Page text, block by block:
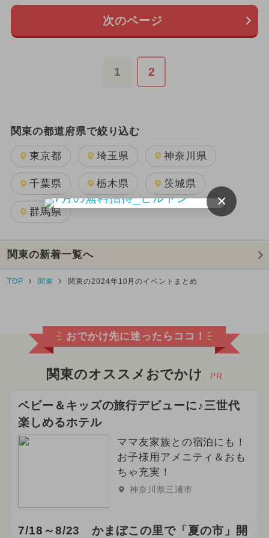
次のページ
1 2
関東の都道府県で絞り込む
東京都 埼玉県 神奈川県
千葉県 栃木県 茨城県
群馬県
関東の新着一覧へ
TOP 関東 関東の2024年10月のイベントまとめ
おでかけ先に迷ったらココ！
関東のオススメおでかけ PR
ベビー＆キッズの旅行デビューに♪三世代
楽しめるホテル
ママ友家族との宿泊にも！
お子様用アメニティ＆おも
ちゃ充実！
神奈川県三浦市
7/18～8/23 かまぼこの里で「夏の市」開
×